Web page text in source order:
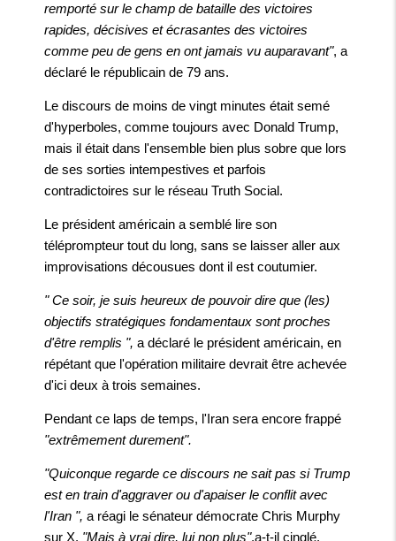
remporté sur le champ de bataille des victoires
rapides, décisives et écrasantes des victoires
comme peu de gens en ont jamais vu auparavant", a
déclaré le républicain de 79 ans.
Le discours de moins de vingt minutes était semé
d'hyperboles, comme toujours avec Donald Trump,
mais il était dans l'ensemble bien plus sobre que lors
de ses sorties intempestives et parfois
contradictoires sur le réseau Truth Social.
Le président américain a semblé lire son
téléprompteur tout du long, sans se laisser aller aux
improvisations décousues dont il est coutumier.
" Ce soir, je suis heureux de pouvoir dire que (les)
objectifs stratégiques fondamentaux sont proches
d'être remplis ", a déclaré le président américain, en
répétant que l'opération militaire devrait être achevée
d'ici deux à trois semaines.
Pendant ce laps de temps, l'Iran sera encore frappé
"extrêmement durement".
"Quiconque regarde ce discours ne sait pas si Trump
est en train d'aggraver ou d'apaiser le conflit avec
l'Iran ", a réagi le sénateur démocrate Chris Murphy
sur X. "Mais à vrai dire, lui non plus",a-t-il cinglé.